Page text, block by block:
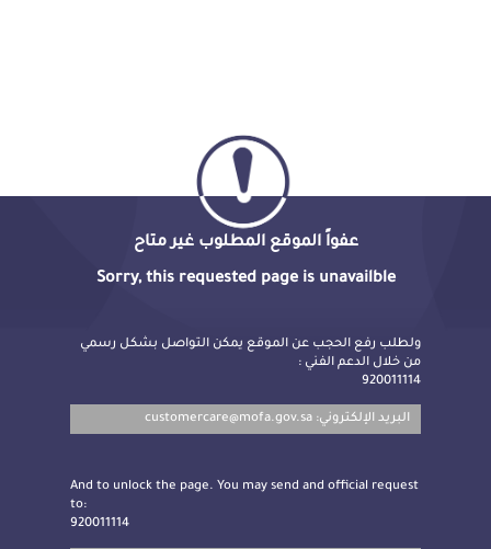
عفواً الموقع المطلوب غير متاح
Sorry, this requested page is unavailble
ولطلب رفع الحجب عن الموقع يمكن التواصل بشكل رسمي
من خلال الدعم الفني :
920011114
البريد الإلكتروني: customercare@mofa.gov.sa
And to unlock the page. You may send and official request
to:
920011114